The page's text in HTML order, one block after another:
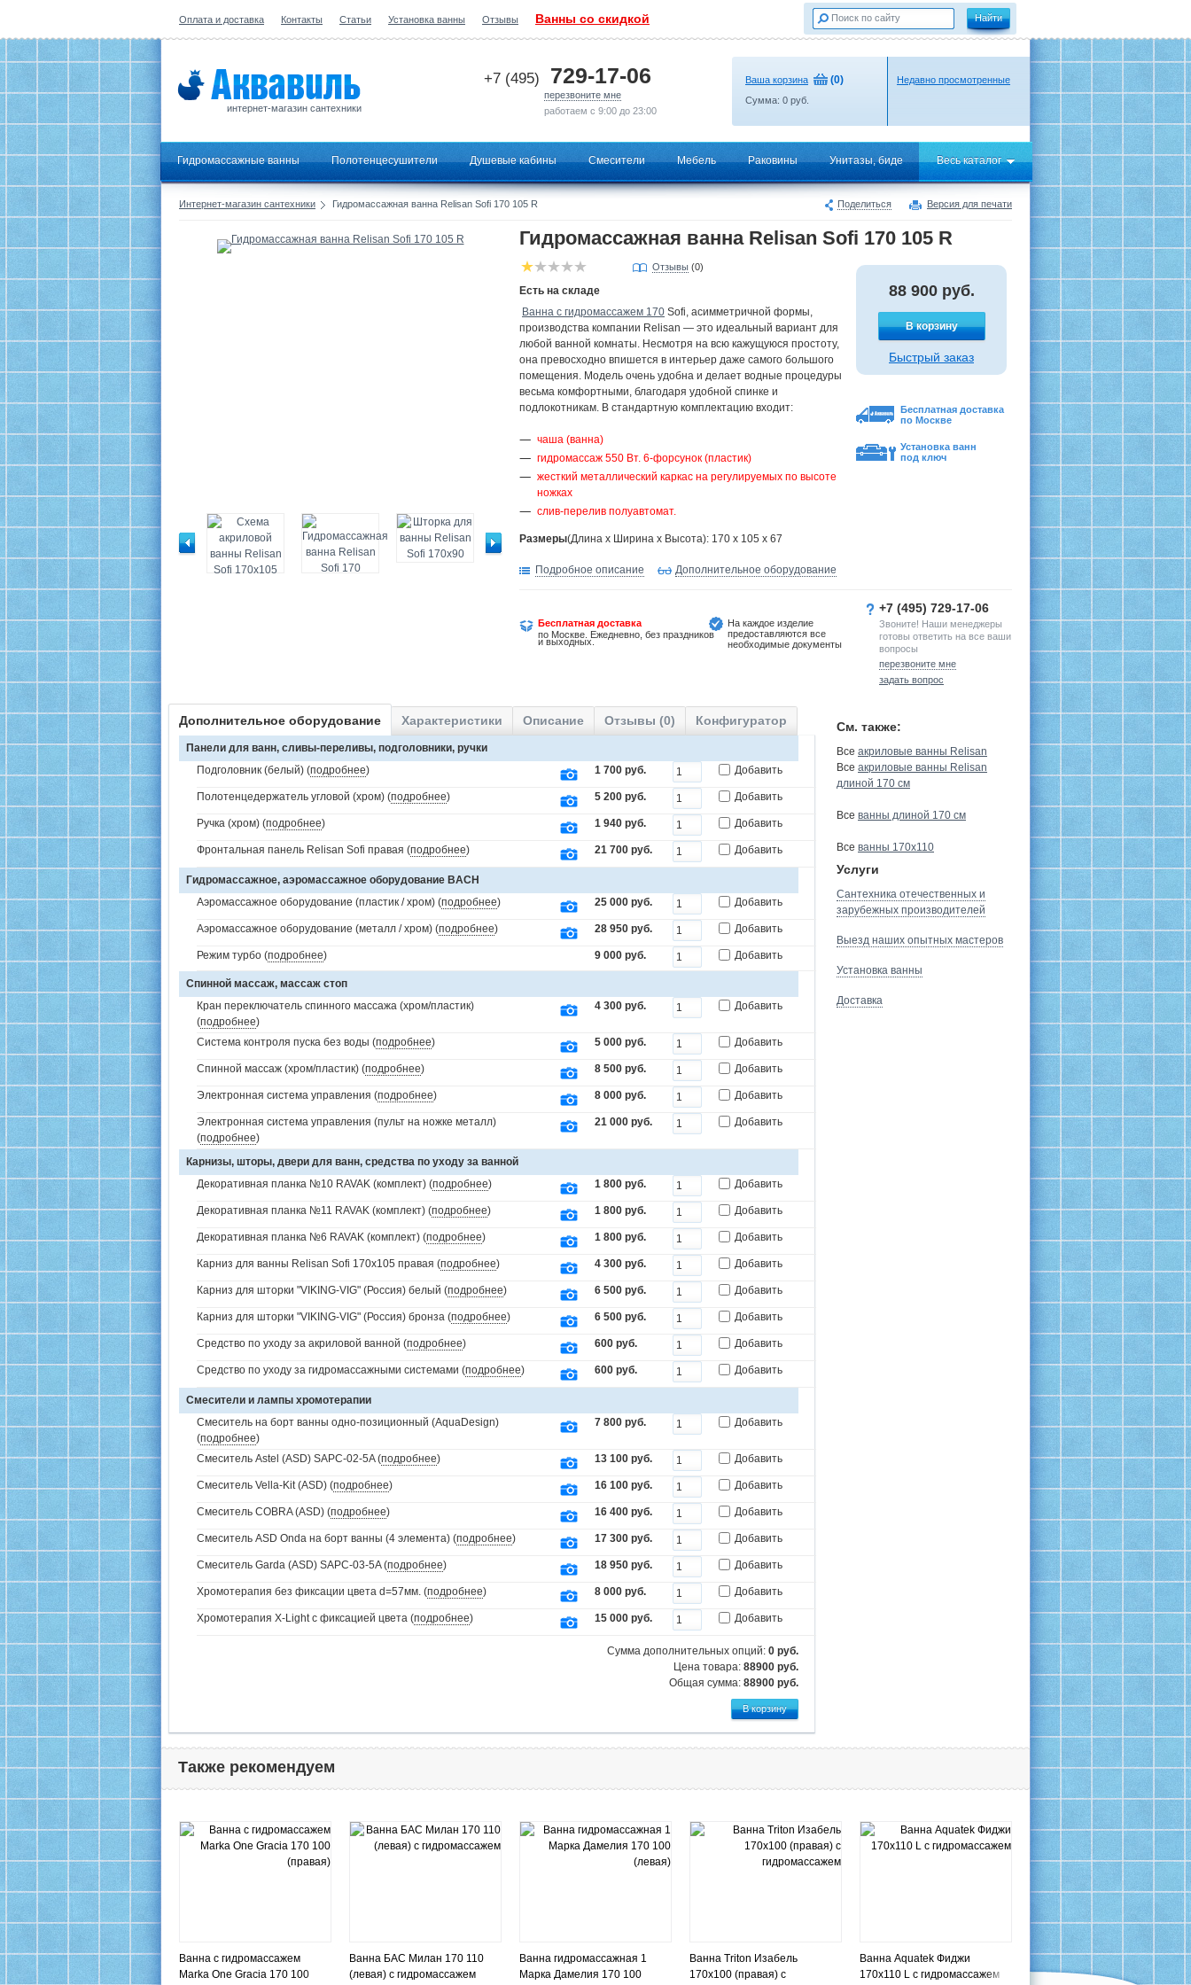
Оплата и доставка Контакты Статьи Установка ванны Отзывы Ванны со скидкой
интернет-магазин сантехники
+7 (495) 729-17-06
перезвоните мне
работаем с 9:00 до 23:00
Ваша корзина (0)
Сумма: 0 руб.
Недавно просмотренные
Гидромассажные ванны Полотенцесушители Душевые кабины Смесители Мебель Раковины Унитазы, биде Весь каталог
Поделиться Версия для печати
Интернет-магазин сантехники Гидромассажная ванна Relisan Sofi 170 105 R
Гидромассажная ванна Relisan Sofi 170 105 R
Отзывы (0)
Есть на складе
Ванна с гидромассажем 170 Sofi, асимметричной формы,
производства компании Relisan — это идеальный вариант для
любой ванной комнаты. Несмотря на всю кажущуюся простоту,
она превосходно впишется в интерьер даже самого большого
помещения. Модель очень удобна и делает водные процедуры
весьма комфортными, благодаря удобной спинке и
подлокотникам. В стандартную комплектацию входит:
чаша (ванна)
гидромассаж 550 Вт. 6-форсунок (пластик)
жесткий металлический каркас на регулируемых по высоте
ножках
слив-перелив полуавтомат.
Размеры(Длина х Ширина х Высота): 170 x 105 x 67
88 900 руб.
В корзину
Быстрый заказ
Бесплатная доставка
по Москве
Установка ванн
под ключ
Подробное описание Дополнительное оборудование
Бесплатная доставка
по Москве. Ежедневно, без праздников
и выходных.
На каждое изделие
предоставляются все
необходимые документы
+7 (495) 729-17-06
Звоните! Наши менеджеры
готовы ответить на все ваши
вопросы
перезвоните мне
задать вопрос
Дополнительное оборудование Характеристики Описание Отзывы (0) Конфигуратор
Панели для ванн, сливы-переливы, подголовники, ручки
Подголовник (белый) (подробнее) 1 700 руб. Добавить
Полотенцедержатель угловой (хром) (подробнее) 5 200 руб. Добавить
Ручка (хром) (подробнее) 1 940 руб. Добавить
Фронтальная панель Relisan Sofi правая (подробнее) 21 700 руб. Добавить
Гидромассажное, аэромассажное оборудование BACH
Аэромассажное оборудование (пластик / хром) (подробнее) 25 000 руб. Добавить
Аэромассажное оборудование (металл / хром) (подробнее) 28 950 руб. Добавить
Режим турбо (подробнее) 9 000 руб. Добавить
Спинной массаж, массаж стоп
Кран переключатель спинного массажа (хром/пластик)
(подробнее)
4 300 руб. Добавить
Система контроля пуска без воды (подробнее) 5 000 руб. Добавить
Спинной массаж (хром/пластик) (подробнее) 8 500 руб. Добавить
Электронная система управления (подробнее) 8 000 руб. Добавить
Электронная система управления (пульт на ножке металл)
(подробнее)
21 000 руб. Добавить
Карнизы, шторы, двери для ванн, средства по уходу за ванной
Декоративная планка №10 RAVAK (комплект) (подробнее) 1 800 руб. Добавить
Декоративная планка №11 RAVAK (комплект) (подробнее) 1 800 руб. Добавить
Декоративная планка №6 RAVAK (комплект) (подробнее) 1 800 руб. Добавить
Карниз для ванны Relisan Sofi 170х105 правая (подробнее) 4 300 руб. Добавить
Карниз для шторки "VIKING-VIG" (Россия) белый (подробнее) 6 500 руб. Добавить
Карниз для шторки "VIKING-VIG" (Россия) бронза (подробнее) 6 500 руб. Добавить
Средство по уходу за акриловой ванной (подробнее) 600 руб. Добавить
Средство по уходу за гидромассажными системами (подробнее) 600 руб. Добавить
Смесители и лампы хромотерапии
Смеситель на борт ванны одно-позиционный (AquaDesign)
(подробнее)
7 800 руб. Добавить
Смеситель Astel (ASD) SAPC-02-5A (подробнее) 13 100 руб. Добавить
Смеситель Vella-Kit (ASD) (подробнее) 16 100 руб. Добавить
Смеситель COBRA (ASD) (подробнее) 16 400 руб. Добавить
Смеситель ASD Onda на борт ванны (4 элемента) (подробнее) 17 300 руб. Добавить
Смеситель Garda (ASD) SAPC-03-5A (подробнее) 18 950 руб. Добавить
Хромотерапия без фиксации цвета d=57мм. (подробнее) 8 000 руб. Добавить
Хромотерапия X-Light с фиксацией цвета (подробнее) 15 000 руб. Добавить
Сумма дополнительных опций: 0 руб.
Цена товара: 88900 руб.
Общая сумма: 88900 руб.
См. также:
Все акриловые ванны Relisan
Все акриловые ванны Relisan
длиной 170 см
Все ванны длиной 170 см
Все ванны 170х110
Услуги
Сантехника отечественных и
зарубежных производителей
Выезд наших опытных мастеров
Установка ванны
Доставка
Также рекомендуем
Ванна с гидромассажем
Marka One Gracia 170 100
Ванна БАС Милан 170 110
(левая) с гидромассажем
Ванна гидромассажная 1
Марка Дамелия 170 100
Ванна Triton Изабель
170х100 (правая) с
Ванна Aquatek Фиджи
170x110 L с гидромассажем